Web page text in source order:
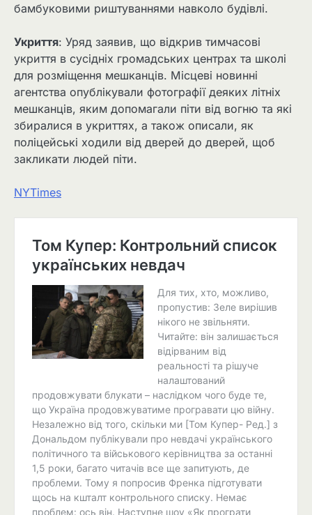
бамбуковими риштуваннями навколо будівлі.
Укриття: Уряд заявив, що відкрив тимчасові
укриття в сусідніх громадських центрах та школі
для розміщення мешканців. Місцеві новинні
агентства опублікували фотографії деяких літніх
мешканців, яким допомагали піти від вогню та які
збиралися в укриттях, а також описали, як
поліцейські ходили від дверей до дверей, щоб
закликати людей піти.
NYTimes